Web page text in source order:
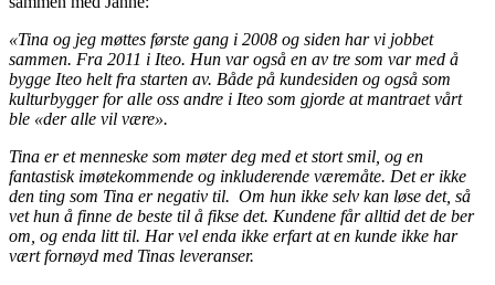
«Tina og jeg møttes første gang i 2008 og siden har vi jobbet
sammen. Fra 2011 i Iteo. Hun var også en av tre som var med å
bygge Iteo helt fra starten av. Både på kundesiden og også som
kulturbygger for alle oss andre i Iteo som gjorde at mantraet vårt
ble «der alle vil være».
Tina er et menneske som møter deg med et stort smil, og en
fantastisk imøtekommende og inkluderende væremåte. Det er ikke
den ting som Tina er negativ til. Om hun ikke selv kan løse det, så
vet hun å finne de beste til å fikse det. Kundene får alltid det de ber
om, og enda litt til. Har vel enda ikke erfart at en kunde ikke har
vært fornøyd med Tinas leveranser.